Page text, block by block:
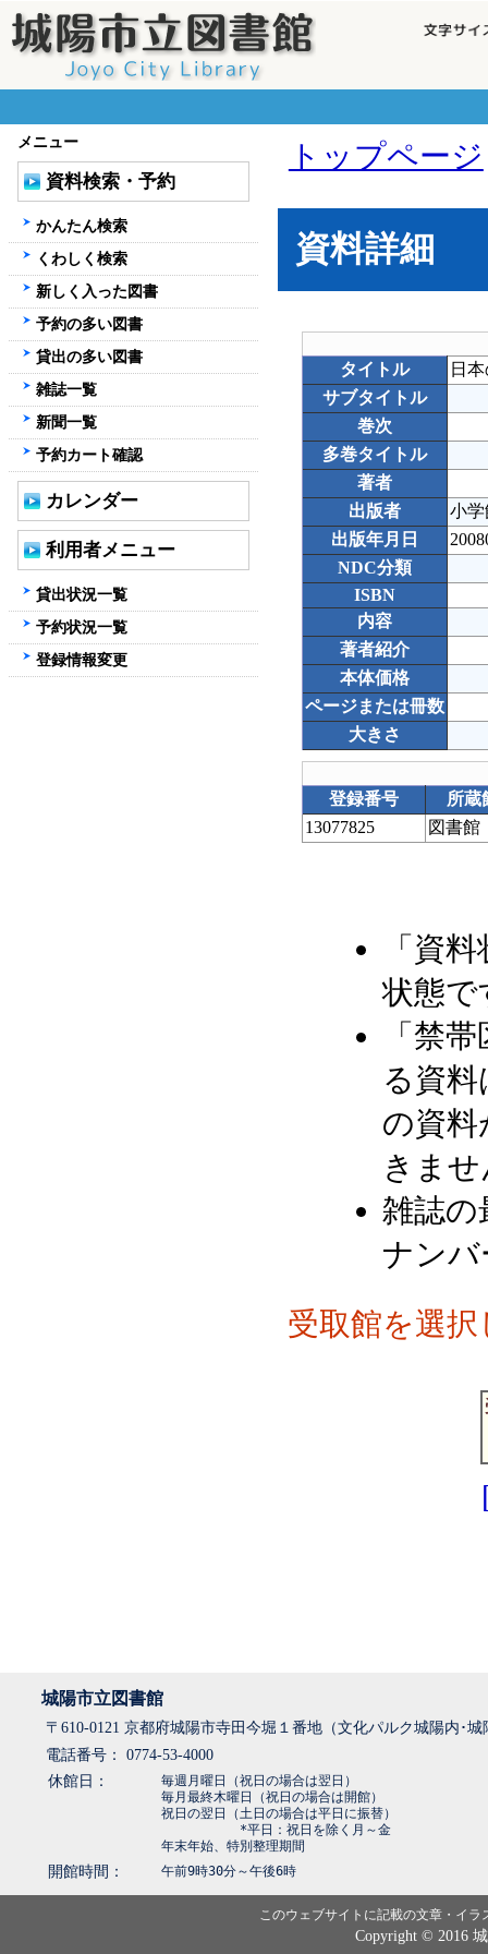
トップページ
資料詳細
タイトル
日
サブタイトル
巻次
多巻タイトル
著者
出版者
小学
出版年月日
NDC分類
ISBN
内容
著者紹介
本体価格
ページまたは冊数
大きさ
登録番号
所蔵
13077825
図書館
「資
状態で
「禁
る資
の資料
きま
雑誌の
ナン
受取館を選
メニュー
資料検索・予約
かんたん検索
くわしく検索
新しく入った図書
予約の多い図書
貸出の多い図書
雑誌一覧
新聞一覧
予約カート確認
カレンダー
利用者メニュー
貸出状況一覧
予約状況一覧
登録情報変更
城陽市立図書館
〒610-0121 京都府城陽市寺田今堀１番地（文化パルク城陽内･
電話番号： 0774-53-4000
休館日：
毎週月曜日（祝日の場合は翌日）
毎月最終木曜日（祝日の場合は開館）
祝日の翌日（土日の場合は平日に振替）
*平日：祝日を除く月～金
年末年始、特別整理期間
開館時間： 午前9時30分～午後6時
このウェブサイトに記載の文章・イ
Copyright © 2016